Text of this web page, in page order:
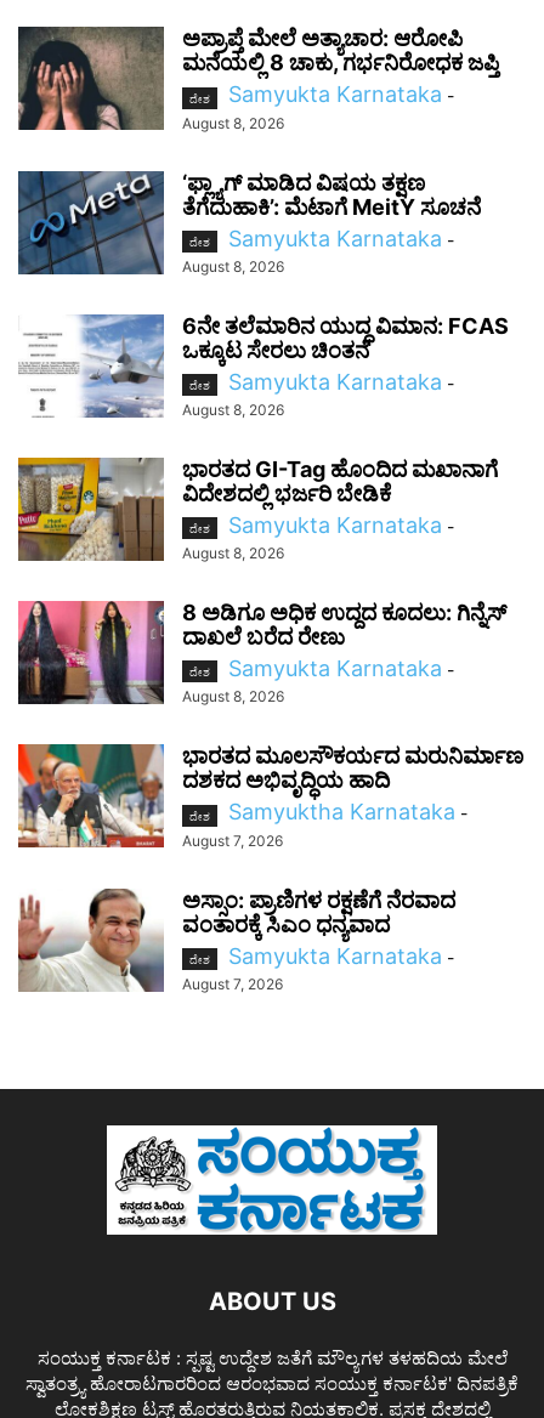
ಅಪ್ರಾಪ್ತೆ ಮೇಲೆ ಅತ್ಯಾಚಾರ: ಆರೋಪಿ
ಮನೆಯಲ್ಲಿ 8 ಚಾಕು, ಗರ್ಭನಿರೋಧಕ ಜಪ್ತಿ
ದೇಶ Samyukta Karnataka -
August 8, 2026
‘ಫ್ಲ್ಯಾಗ್ ಮಾಡಿದ ವಿಷಯ ತಕ್ಷಣ
ತೆಗೆದುಹಾಕಿ’: ಮೆಟಾಗೆ MeitY ಸೂಚನೆ
ದೇಶ Samyukta Karnataka -
August 8, 2026
6ನೇ ತಲೆಮಾರಿನ ಯುದ್ಧ ವಿಮಾನ: FCAS
ಒಕ್ಕೂಟ ಸೇರಲು ಚಿಂತನೆ
ದೇಶ Samyukta Karnataka -
August 8, 2026
ಭಾರತದ GI-Tag ಹೊಂದಿದ ಮಖಾನಾಗೆ
ವಿದೇಶದಲ್ಲಿ ಭರ್ಜರಿ ಬೇಡಿಕೆ
ದೇಶ Samyukta Karnataka -
August 8, 2026
8 ಅಡಿಗೂ ಅಧಿಕ ಉದ್ದದ ಕೂದಲು: ಗಿನ್ನೆಸ್
ದಾಖಲೆ ಬರೆದ ರೇಣು
ದೇಶ Samyukta Karnataka -
August 8, 2026
ಭಾರತದ ಮೂಲಸೌಕರ್ಯದ ಮರುನಿರ್ಮಾಣ
ದಶಕದ ಅಭಿವೃದ್ಧಿಯ ಹಾದಿ
ದೇಶ Samyuktha Karnataka -
August 7, 2026
ಅಸ್ಸಾಂ: ಪ್ರಾಣಿಗಳ ರಕ್ಷಣೆಗೆ ನೆರವಾದ
ವಂತಾರಕ್ಕೆ ಸಿಎಂ ಧನ್ಯವಾದ
ದೇಶ Samyukta Karnataka -
August 7, 2026
ABOUT US
ಸಂಯುಕ್ತ ಕರ್ನಾಟಕ : ಸ್ಪಷ್ಟ ಉದ್ದೇಶ ಜತೆಗೆ ಮೌಲ್ಯಗಳ ತಳಹದಿಯ ಮೇಲೆ
ಸ್ವಾತಂತ್ರ್ಯ ಹೋರಾಟಗಾರರಿಂದ ಆರಂಭವಾದ ಸಂಯುಕ್ತ ಕರ್ನಾಟಕ' ದಿನಪತ್ರಿಕೆ
ಲೋಕಶಿಕ್ಷಣ ಟ್ರಸ್ಟ್ ಹೊರತರುತ್ತಿರುವ ನಿಯತಕಾಲಿಕ. ಪ್ರಸಕ್ತ ದೇಶದಲ್ಲಿ